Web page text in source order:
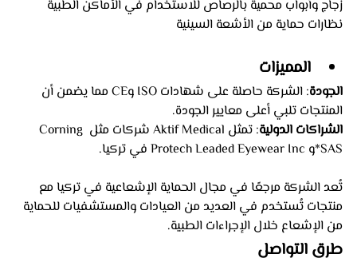
زجاج وأبواب محمية بالرصاص للاستخدام في الأماكن الطبية
نظارات حماية من الأشعة السينية
المميزات
الجودة
: الشركة حاصلة على شهادات ISO وCE مما يضمن أن
المنتجات تلبي أعلى معايير الجودة.
الشراكات الدولية
: تمثل Aktif Medical شركات مثل Corning
SAS*و Protech Leaded Eyewear Inc في تركيا.
تُعد الشركة مرجعًا في مجال الحماية الإشعاعية في تركيا مع
منتجات تُستخدم في العديد من العيادات والمستشفيات للحماية
من الإشعاع خلال الإجراءات الطبية.
طرق التواصل